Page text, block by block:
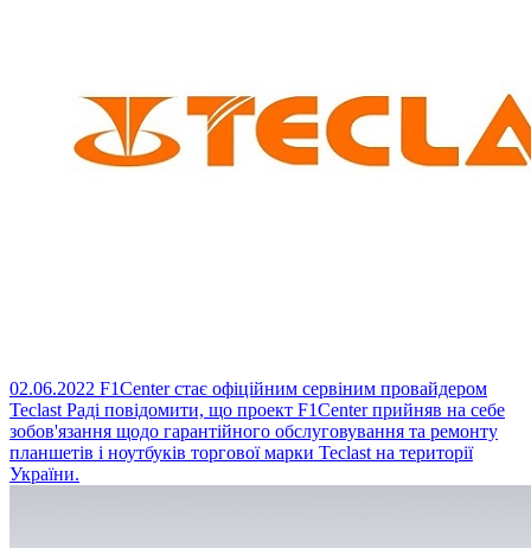
02.06.2022 F1Center стає офіційним сервіним провайдером
Teclast Раді повідомити, що проект F1Center прийняв на себе
зобов'язання щодо гарантійного обслуговування та ремонту
планшетів і ноутбуків торгової марки Teclast на території
України.